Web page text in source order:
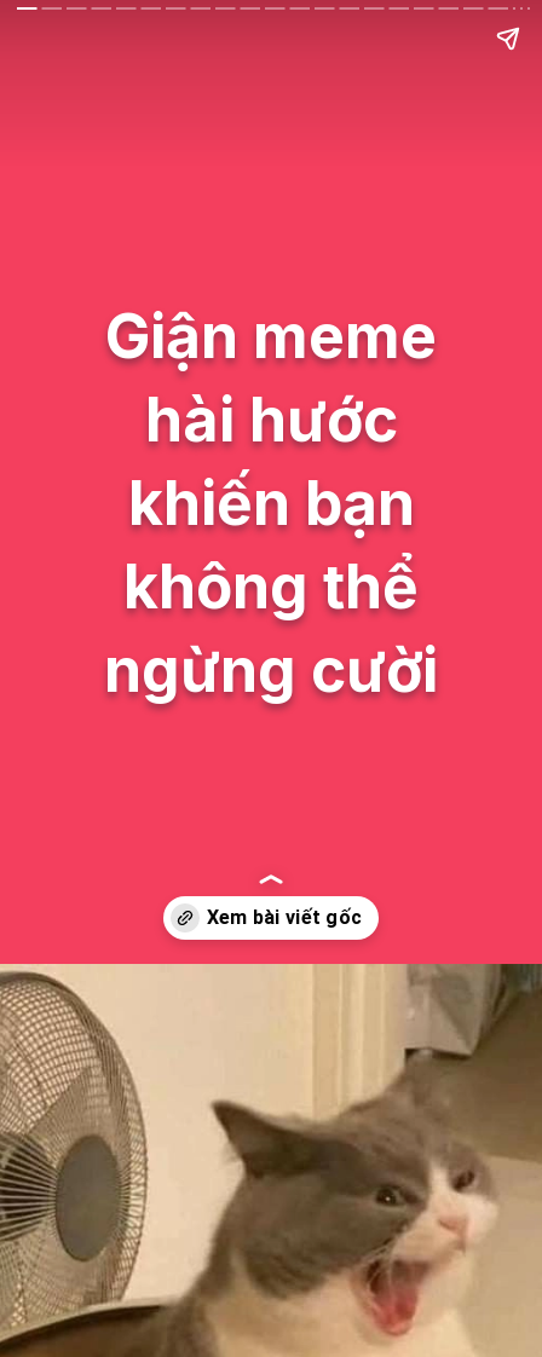
Giận meme
hài hước
khiến bạn
không thể
ngừng cười
Đang mở